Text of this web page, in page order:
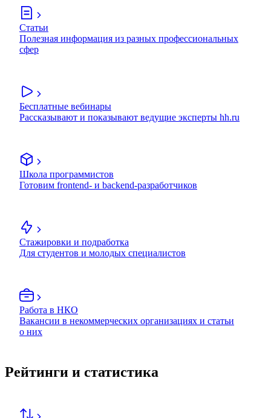
Статьи
Полезная информация из разных профессиональных
сфер
Бесплатные вебинары
Рассказывают и показывают ведущие эксперты hh.ru
Школа программистов
Готовим frontend- и backend-разработчиков
Стажировки и подработка
Для студентов и молодых специалистов
Работа в НКО
Вакансии в некоммерческих организациях и статьи
о них
Рейтинги и статистика